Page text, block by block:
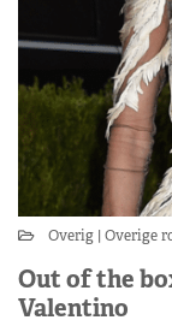
Overig Overige
Out of the
Valentino